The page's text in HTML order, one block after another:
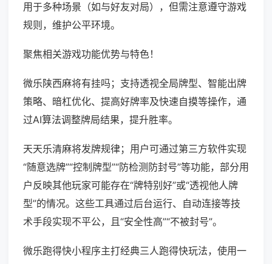
用于多种场景（如与好友对局），但需注意遵守游戏
规则，维护公平环境。
聚焦相关游戏功能优势与特色！
微乐陕西麻将有挂吗；支持透视全局牌型、智能出牌
策略、暗杠优化、提高好牌率及快速自摸等操作，通
过AI算法调整牌局结果，提升胜率。
天天乐清麻将发牌规律；用户可通过第三方软件实现
“随意选牌”“控制牌型”“防检测防封号”等功能，部分用
户反映其他玩家可能存在“牌特别好”或“透视他人牌
型”的情况。这些工具通过后台运行、自动连接等技
术手段实现不平公，且“安全性高”“不被封号”。
微乐跑得快小程序主打经典三人跑得快玩法，使用一